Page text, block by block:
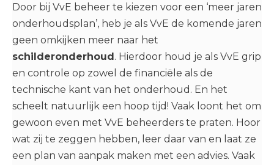
Door bij VvE beheer te kiezen voor een ‘meer jaren
onderhoudsplan’, heb je als VvE de komende jaren
geen omkijken meer naar het
schilderonderhoud. Hierdoor houd je als VvE grip
en controle op zowel de financiële als de
technische kant van het onderhoud. En het
scheelt natuurlijk een hoop tijd! Vaak loont het om
gewoon even met VvE beheerders te praten. Hoor
wat zij te zeggen hebben, leer daar van en laat ze
een plan van aanpak maken met een advies. Vaak